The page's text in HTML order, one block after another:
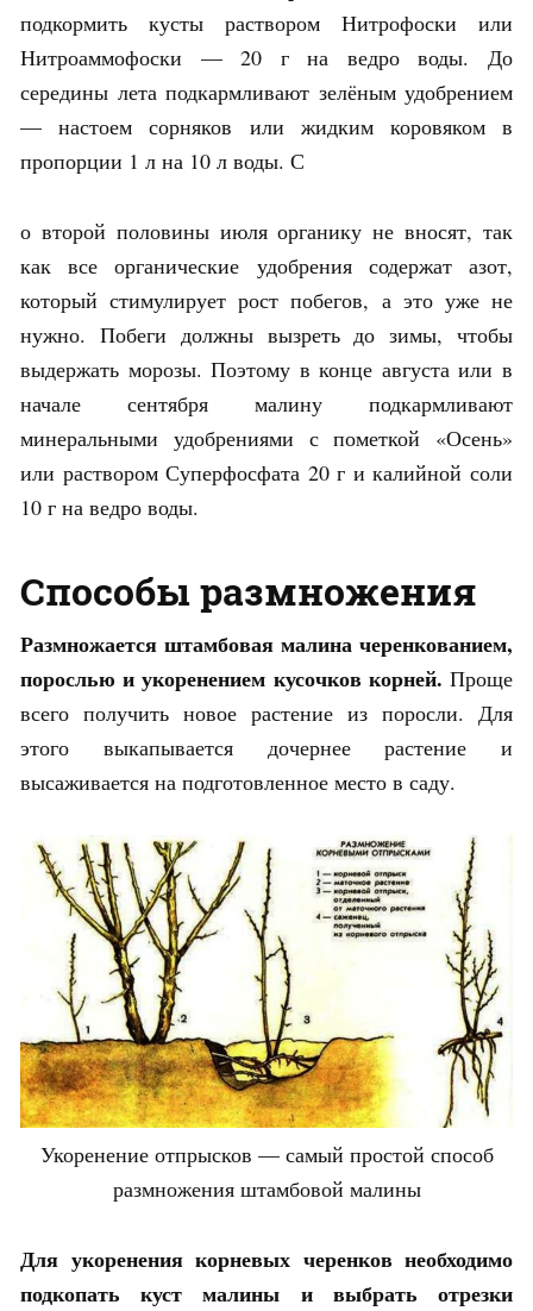
подкормить кусты раствором Нитрофоски или
Нитроаммофоски — 20 г на ведро воды. До
середины лета подкармливают зелёным удобрением
— настоем сорняков или жидким коровяком в
пропорции 1 л на 10 л воды. С
о второй половины июля органику не вносят, так
как все органические удобрения содержат азот,
который стимулирует рост побегов, а это уже не
нужно. Побеги должны вызреть до зимы, чтобы
выдержать морозы. Поэтому в конце августа или в
начале сентября малину подкармливают
минеральными удобрениями с пометкой «Осень»
или раствором Суперфосфата 20 г и калийной соли
10 г на ведро воды.
Способы размножения
Размножается штамбовая малина черенкованием,
порослью и укоренением кусочков корней. Проще
всего получить новое растение из поросли. Для
этого выкапывается дочернее растение и
высаживается на подготовленное место в саду.
Укоренение отпрысков — самый простой способ
размножения штамбовой малины
Для укоренения корневых черенков необходимо
подкопать куст малины и выбрать отрезки